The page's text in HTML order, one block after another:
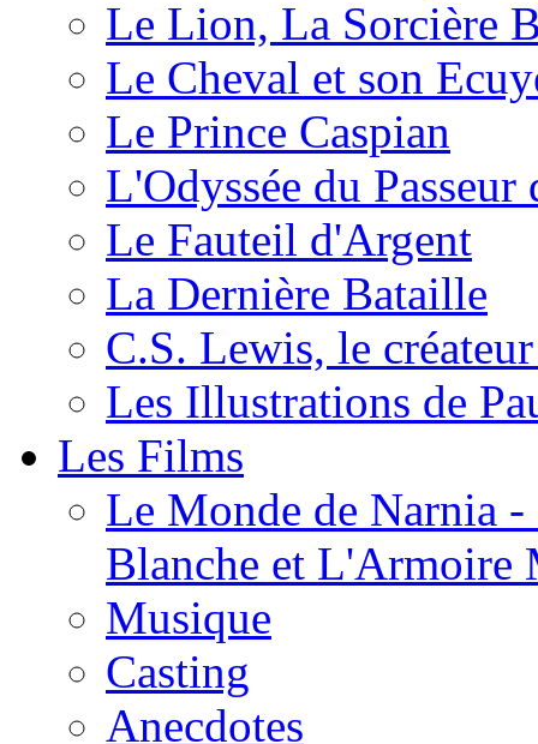
Le Lion, La Sorcière
Le Cheval et son
Le Prince Caspian
L'Odyssée du
Le Fauteil d'Argent
La Dernière Bataille
C.S. Lewis, le
Les Illustrations de
Les Films
Le Monde de Narnia
Blanche et L'Armoire
Musique
Casting
Anecdotes